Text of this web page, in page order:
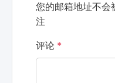
您的邮箱地址不会
注
评论 *